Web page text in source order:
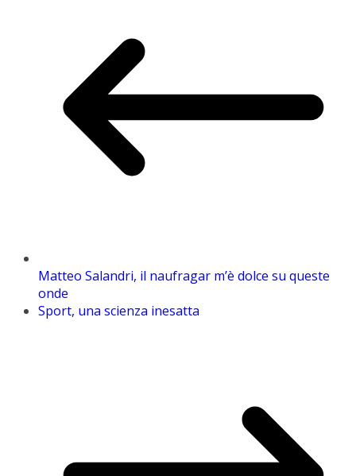
Matteo Salandri, il naufragar m’è dolce su queste
onde
Sport, una scienza inesatta